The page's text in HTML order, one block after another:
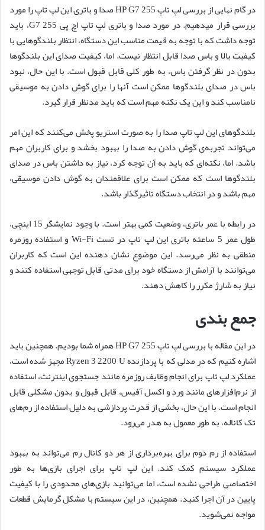
در گام نهایی از بررسی لپ تاپ HP G7 255 صدا و باتری این لپ تاپ را مورد
بررسی قرار میدهیم. در مورد صدا و باتری لپ تاپ اچ پی 255 G7، باید
توجه داشت که با توجه به قیمت مناسب این دستگاه، انتظار بلندگوهایی با
کیفیت بالا و باس صدا قابل انتظار نیست. اما، کیفیت صدای این بلندگوها
بدون در نظر گرفتن باس، به طور کلی قابل قبول است. با این حال، نبود
باس در صدای بلندگوها ممکن است آنها را برای گوش دادن به موسیقی
نامناسب کند و این یک نکته مهم است که باید مدنظر قرار گیرد.
بلندگوهای این لپ تاپ صدا را به صورت استریو پخش می‌کنند که این امر
می‌تواند تجربه‌ی گوش دادن به صدا را بهبود بخشد و برای کاربران مهم
باشد. اما، نکته‌ای که باید به آن توجه کرد، نیاز به داشتن باس در صدای
بلندگوها است که ممکن است برای علاقمندان به گوش دادن موسیقی،
مهم باشد و در انتخاب دستگاه تاثیرگذار باشد.
در رابطه با عمر باتری، وضعیت کمی بهتر است. با وجود نمایشگر 15 اینچی،
طول عمر 5 ساعته باتری این لپ تاپ در تست Wi-Fi و استفاده روزمره
منطقی به نظر می‌رسد. این موضوع نشان دهنده این است که کاربران
می‌توانند با آرامش از دستگاه خود برای مدتی قابل توجهی استفاده کنند و
نیاز به شارژ مکرر را کاهش دهند.
جمع بندی
در این مقاله با بررسی لپ تاپ HP G7 255 همراه شما بودیم. همچنین باید
اشاره کنیم که در مدلی که با پردازنده Ryzen 3 2200 U مجهز شده است،
عملکرد لپ تاپ برای انجام وظایف روزمره مانند جستجوی اینترنت، استفاده
از نرم‌افزارهای مانند ورد و اکسل آفیس، قابل قبول و بدون مشکلی قابل
انجام است. با این حال، بخشی از قدرت پردازشی به دلیل استفاده از رم‌های
تک کاناله، به طور معمول به هدر می‌رود.
استفاده از رم دوم برای بهره‌برداری از هر دو کانال رم می‌تواند به بهبود
عملکرد سیستم کمک کند. این لپ تاپ برای اجرای بازی‌ها به طور
اختصاصی طراحی نشده است، اما می‌توانید بازی‌های محدودی را با کیفیت
پایین در آن اجرا کنید. همچنین، در این سیستم با مشکل گرمایش قطعات
مواجه نمی‌شوید.